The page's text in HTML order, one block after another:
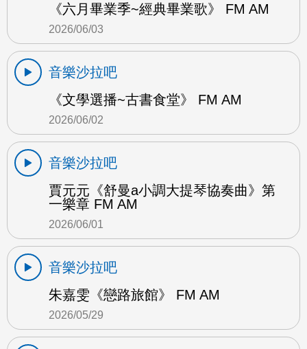
《六月畢業季~經典畢業歌》 FM AM
2026/06/03
音樂沙拉吧
《文學選播~古書食堂》 FM AM
2026/06/02
音樂沙拉吧
賈元元《舒曼a小調大提琴協奏曲》第
一樂章 FM AM
2026/06/01
音樂沙拉吧
朱嘉雯《戀路旅館》 FM AM
2026/05/29